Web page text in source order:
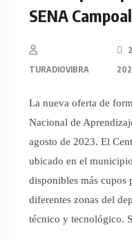
SENA
TURADIOVIBRA
La nueva oferta de
Nacional de
agosto de 2023. El
ubicado en el
disponibles más cupos
diferentes zonas del
técnico y tecnológico.